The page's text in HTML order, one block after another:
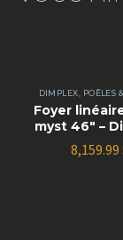
DIMPLEX POÊLES
Foyer
myst 46″ –
8,159.99